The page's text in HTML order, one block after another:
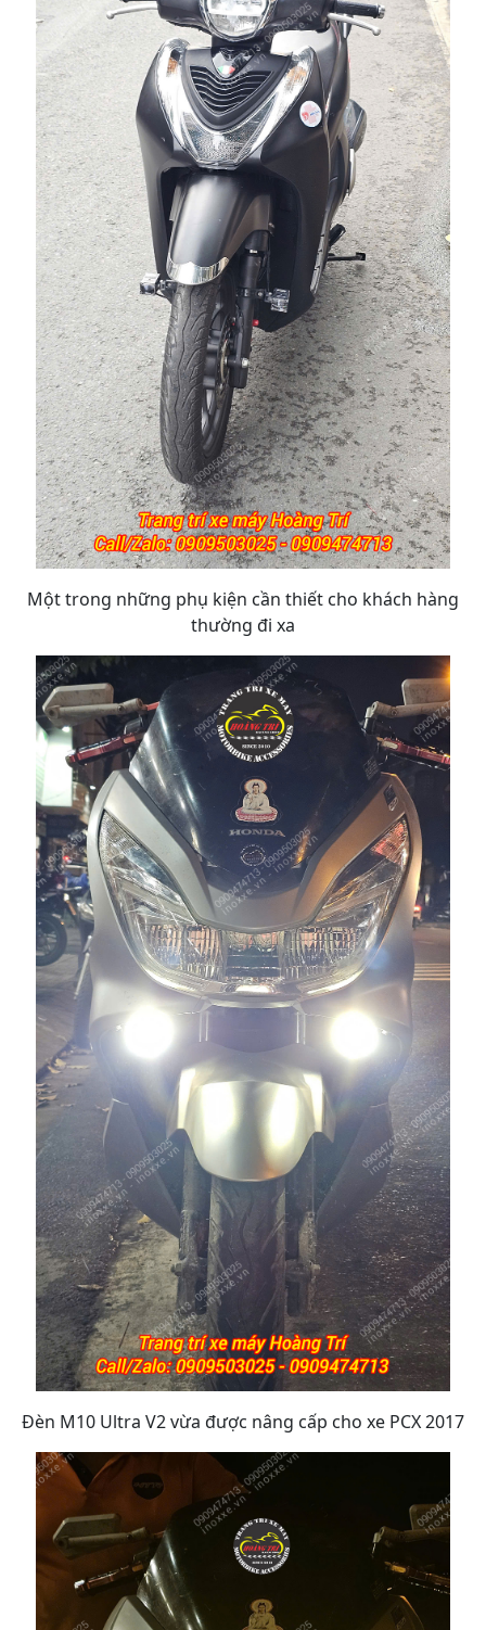
Một trong những phụ kiện cần thiết cho khách hàng
thường đi xa
Đèn M10 Ultra V2 vừa được nâng cấp cho xe PCX 2017